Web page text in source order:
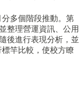
多個階段推動。第
整理營運資訊、公用
後進行表現分析，並
竿比較，使校方瞭